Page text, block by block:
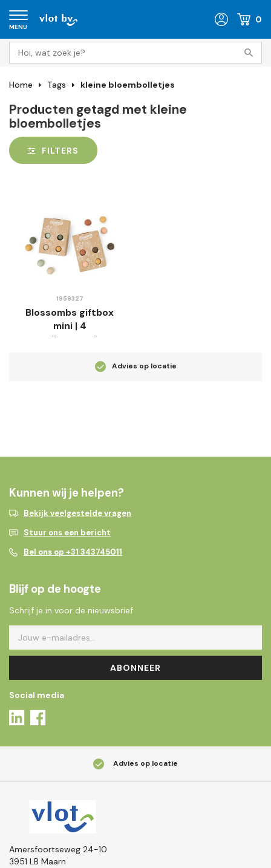
MENU
0
Home Tags kleine bloembolletjes
Producten getagd met kleine
bloembolletjes
FILTERS
1959327
Blossombs giftbox
mini | 4
zaadbommetjes
Advies op locatie
Kunnen wij je helpen?
Bekijk veelgestelde vragen
Stuur ons een bericht
Bel ons op +31 343745011
Blijf op de hoogte
Schrijf je in voor de nieuwsbrief
ABONNEER
Social media
Advies op locatie
Amersfoortseweg 24-10
3951 LB Maarn